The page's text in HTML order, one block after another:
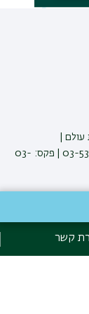
|
אוניברסיטת בר אילן רמת גן 5290002 | טלפון: 03-5318281 | פקס: 03-
קשר